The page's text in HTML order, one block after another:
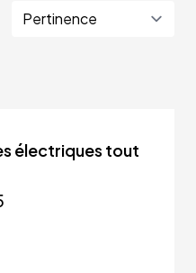
électriques tout